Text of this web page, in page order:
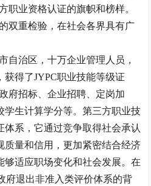
职业资格认证的旗帜和榜样。
双重检验，在社会各界具有广
自治区，十万企业管理人员，
获得了JYPC职业技能等级证
府招标、企业招聘、定岗加
学生计算学分等。第三方职业技
体系，它通过竞争取得社会承认
质量和信用，更加紧密结合经济
够适应职场变化和社会发展。在
府退出非准入类评价体系的背